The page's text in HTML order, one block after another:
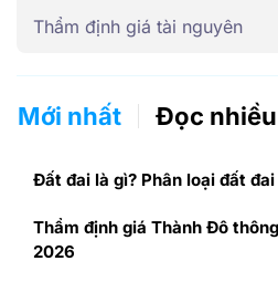
Thẩm định giá tài nguyên
Mới nhất Đọc nhiều
Đất đai là gì? Phân loại đất
Thẩm định giá Thành Đô
2026